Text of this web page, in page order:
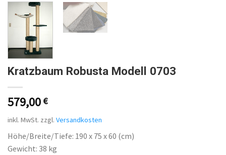
Kratzbaum Robusta Modell 0703
579,00 €
inkl. MwSt. zzgl. Versandkosten
Höhe/Breite/Tiefe: 190 x 75 x 60 (cm)
Gewicht: 38 kg